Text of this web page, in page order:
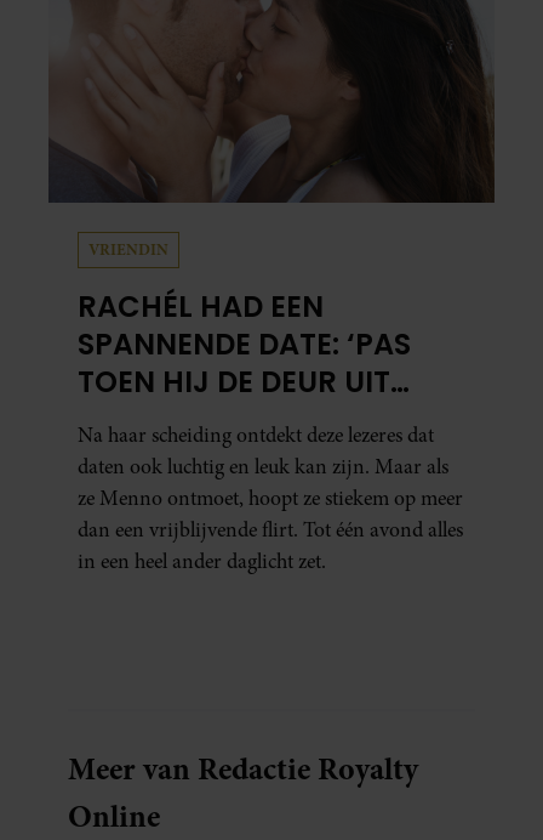
VRIENDIN
RACHÉL HAD EEN
SPANNENDE DATE: ‘PAS
TOEN HIJ DE DEUR UIT
WAS, BESEFTE IK WAT ER
ECHT WAS GEBEURD’
Na haar scheiding ontdekt deze lezeres dat
daten ook luchtig en leuk kan zijn. Maar als
ze Menno ontmoet, hoopt ze stiekem op meer
dan een vrijblijvende flirt. Tot één avond alles
in een heel ander daglicht zet.
Meer van Redactie Royalty
Online